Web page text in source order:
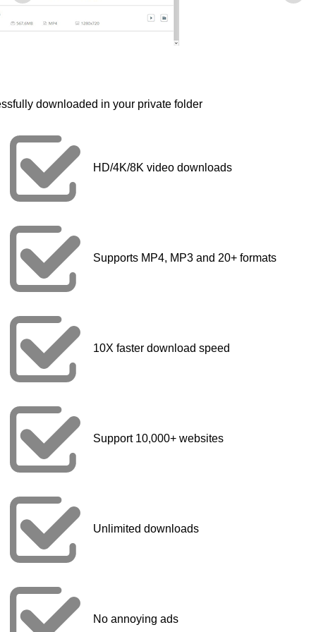
downloaded in your private folder
HD/4K/8K video downloads
Supports MP4, MP3 and 20+ formats
10X faster download speed
Support 10,000+ websites
Unlimited downloads
No annoying ads